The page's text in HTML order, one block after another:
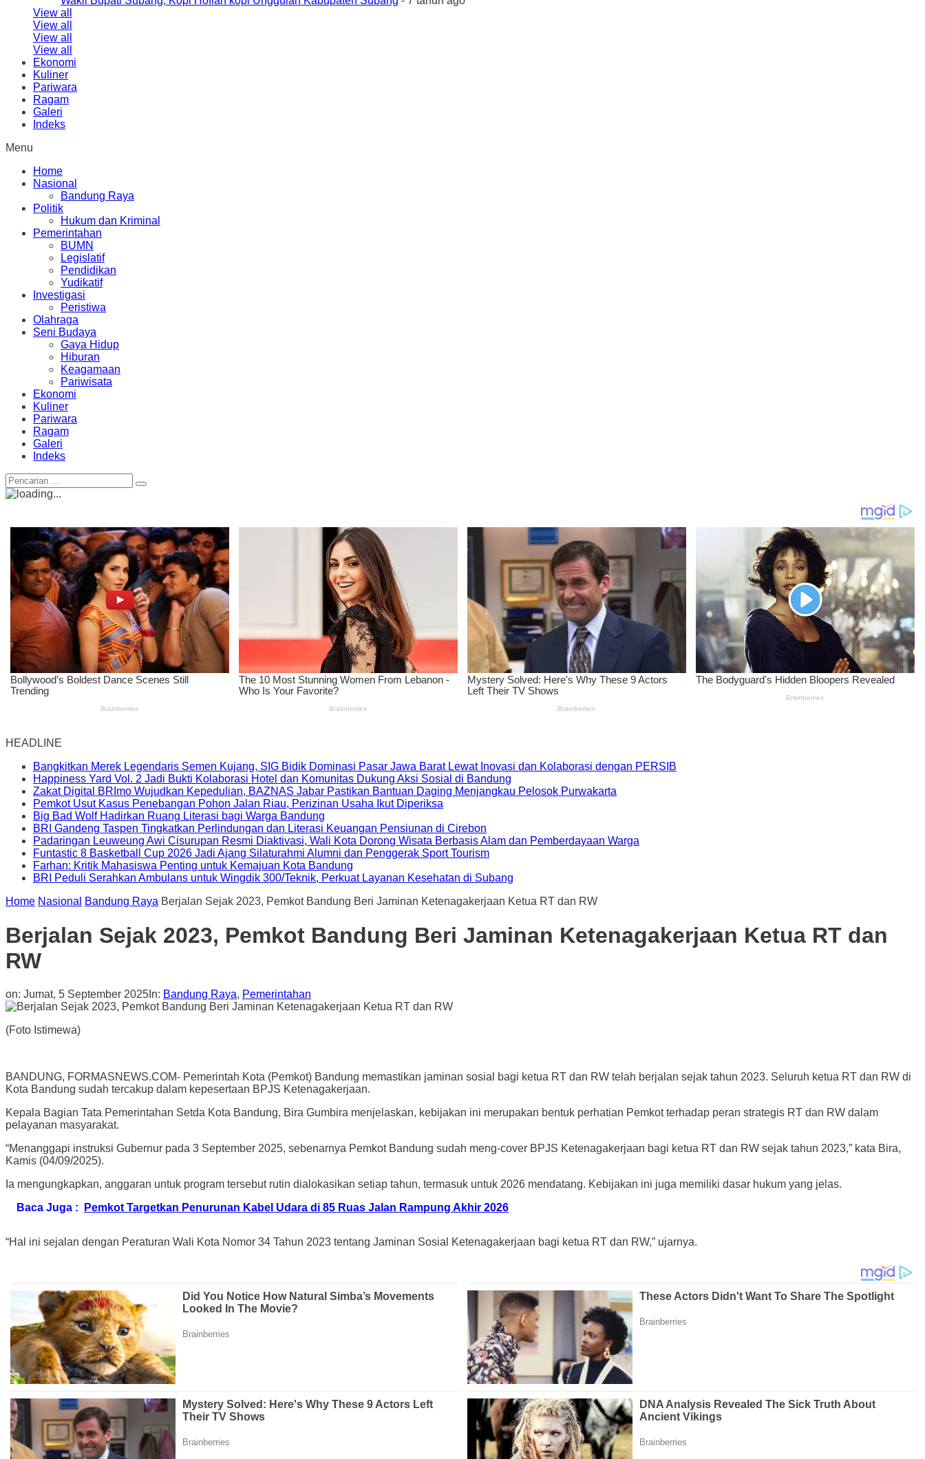
View all
View all
View all
View all
Ekonomi
Kuliner
Pariwara
Ragam
Galeri
Indeks
Menu
Home
Nasional
Bandung Raya
Politik
Hukum dan Kriminal
Pemerintahan
BUMN
Legislatif
Pendidikan
Yudikatif
Investigasi
Peristiwa
Olahraga
Seni Budaya
Gaya Hidup
Hiburan
Keagamaan
Pariwisata
Ekonomi
Kuliner
Pariwara
Ragam
Galeri
Indeks
HEADLINE
Bangkitkan Merek Legendaris Semen Kujang, SIG Bidik Dominasi Pasar Jawa Barat Lewat Inovasi dan Kolaborasi dengan PERSIB
Happiness Yard Vol. 2 Jadi Bukti Kolaborasi Hotel dan Komunitas Dukung Aksi Sosial di Bandung
Zakat Digital BRImo Wujudkan Kepedulian, BAZNAS Jabar Pastikan Bantuan Daging Menjangkau Pelosok Purwakarta
Pemkot Usut Kasus Penebangan Pohon Jalan Riau, Perizinan Usaha Ikut Diperiksa
Big Bad Wolf Hadirkan Ruang Literasi bagi Warga Bandung
BRI Gandeng Taspen Tingkatkan Perlindungan dan Literasi Keuangan Pensiunan di Cirebon
Padaringan Leuweung Awi Cisurupan Resmi Diaktivasi, Wali Kota Dorong Wisata Berbasis Alam dan Pemberdayaan Warga
Funtastic 8 Basketball Cup 2026 Jadi Ajang Silaturahmi Alumni dan Penggerak Sport Tourism
Farhan: Kritik Mahasiswa Penting untuk Kemajuan Kota Bandung
BRI Peduli Serahkan Ambulans untuk Wingdik 300/Teknik, Perkuat Layanan Kesehatan di Subang
Home Nasional Bandung Raya Berjalan Sejak 2023, Pemkot Bandung Beri Jaminan Ketenagakerjaan Ketua RT dan RW
Berjalan Sejak 2023, Pemkot Bandung Beri Jaminan Ketenagakerjaan Ketua RT dan
RW
on: Jumat, 5 September 2025 In: Bandung Raya, Pemerintahan
(Foto Istimewa)
BANDUNG, FORMASNEWS.COM- Pemerintah Kota (Pemkot) Bandung memastikan jaminan sosial bagi ketua RT dan RW telah berjalan sejak tahun 2023. Seluruh ketua RT dan RW di
Kota Bandung sudah tercakup dalam kepesertaan BPJS Ketenagakerjaan.
Kepala Bagian Tata Pemerintahan Setda Kota Bandung, Bira Gumbira menjelaskan, kebijakan ini merupakan bentuk perhatian Pemkot terhadap peran strategis RT dan RW dalam
pelayanan masyarakat.
“Menanggapi instruksi Gubernur pada 3 September 2025, sebenarnya Pemkot Bandung sudah meng-cover BPJS Ketenagakerjaan bagi ketua RT dan RW sejak tahun 2023,” kata Bira,
Kamis (04/09/2025).
Ia mengungkapkan, anggaran untuk program tersebut rutin dialokasikan setiap tahun, termasuk untuk 2026 mendatang. Kebijakan ini juga memiliki dasar hukum yang jelas.
Baca Juga :
Pemkot Targetkan Penurunan Kabel Udara di 85 Ruas Jalan Rampung Akhir 2026
“Hal ini sejalan dengan Peraturan Wali Kota Nomor 34 Tahun 2023 tentang Jaminan Sosial Ketenagakerjaan bagi ketua RT dan RW,” ujarnya.